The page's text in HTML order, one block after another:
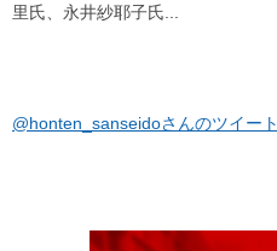
里氏、永井紗耶子氏...
@honten_sanseidoさんのツイート